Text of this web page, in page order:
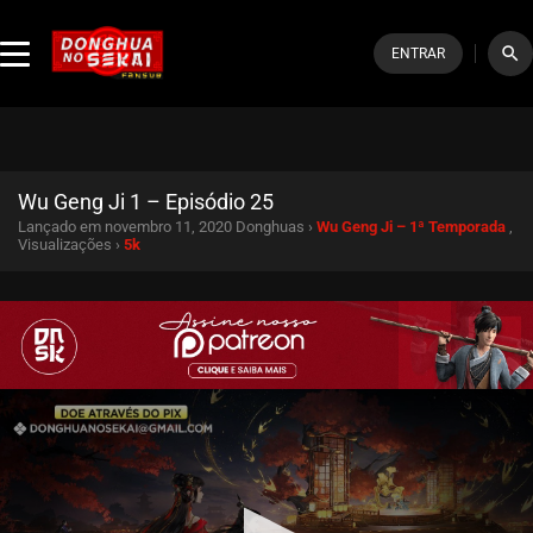
ENTRAR search
Wu Geng Ji 1 – Episódio 25
Lançado em novembro 11, 2020 Donghuas › Wu Geng Ji – 1ª Temporada
Visualizações › 5k